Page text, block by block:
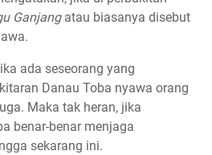
Ganjangatau biasanya disebut
ada seseorang yang
Danau Toba nyawa orang
Maka tak heran, jika
benar-benar menjaga
sekarang ini.